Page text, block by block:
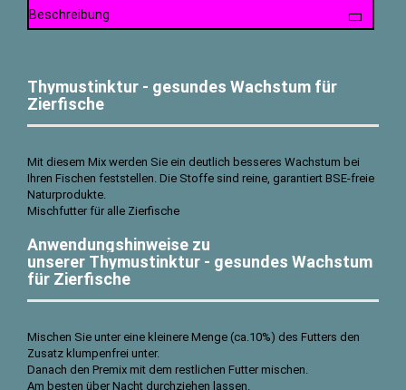
Beschreibung
Thymustinktur - gesundes Wachstum für
Zierfische
Mit diesem Mix werden Sie ein deutlich besseres Wachstum bei
Ihren Fischen feststellen. Die Stoffe sind reine, garantiert BSE-freie
Naturprodukte.
Mischfutter für alle Zierfische
Anwendungshinweise zu
unserer Thymustinktur - gesundes Wachstum
für Zierfische
Mischen Sie unter eine kleinere Menge (ca.10%) des Futters den
Zusatz klumpenfrei unter.
Danach den Premix mit dem restlichen Futter mischen.
Am besten über Nacht durchziehen lassen.